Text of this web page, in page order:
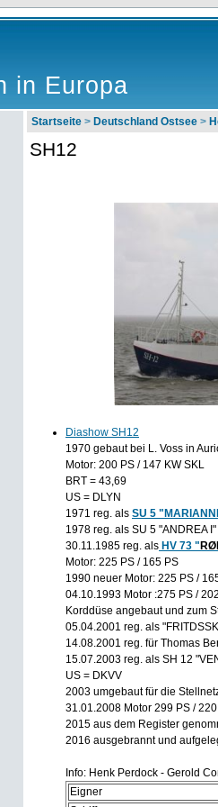
in Europa
Startseite > Deutschland Ostsee >
SH12
Diashow SH12
1970 gebaut bei L. Voss in
Motor: 200 PS / 147 KW SKL
BRT = 43,69
US = DLYN
1971 reg. als SU 5
1978 reg. als SU 5 "ANDREA
30.11.1985 reg. als HV 73 "
Motor: 225 PS / 165 PS
1990 neuer Motor: 225 PS /
04.10.1993 Motor :275 PS /
Korddüse angebaut und zum
05.04.2001 reg. als
14.08.2001 reg. für Thomas
15.07.2003 reg. als SH 12
US = DKVV
2003 umgebaut für die
31.01.2008 Motor 299 PS /
2015 aus dem Register
2016 ausgebrannt und
Info: Henk Perdock - Gerold
Eigner